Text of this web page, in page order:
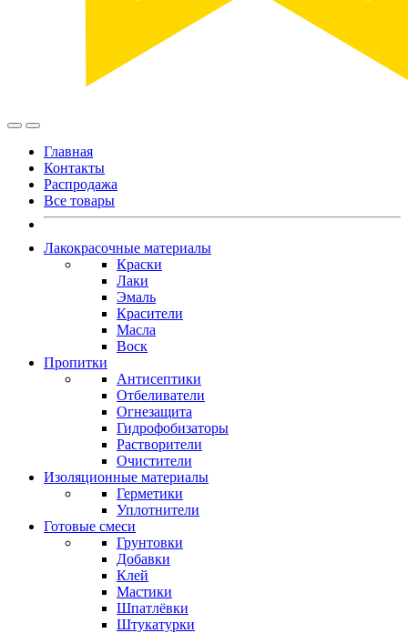
Главная
Контакты
Распродажа
Все товары
Лакокрасочные материалы
Краски
Лаки
Эмаль
Красители
Масла
Воск
Пропитки
Антисептики
Отбеливатели
Огнезащита
Гидрофобизаторы
Растворители
Очистители
Изоляционные материалы
Герметики
Уплотнители
Готовые смеси
Грунтовки
Добавки
Клей
Мастики
Шпатлёвки
Штукатурки